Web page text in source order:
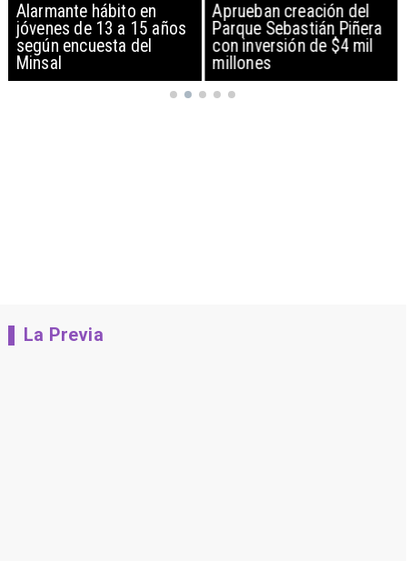
Alarmante hábito en
jóvenes de 13 a 15 años
según encuesta del
Minsal
Aprueban creación del
Parque Sebastián Piñera
con inversión de $4 mil
millones
La Previa